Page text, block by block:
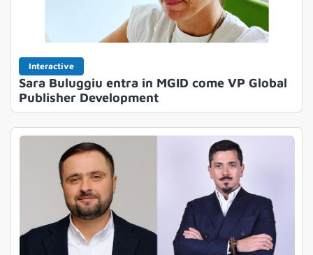
Interactive
Sara Buluggiu entra in MGID come VP Global
Publisher Development